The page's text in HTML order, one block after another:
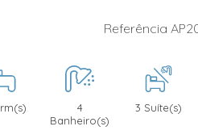
Referência
4
Banheiro(s)
3 Suíte(s)